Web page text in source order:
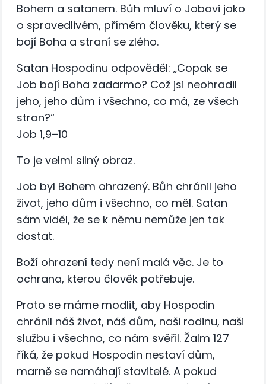
Bohem a satanem. Bůh mluví o Jobovi jako
o spravedlivém, přímém člověku, který se
bojí Boha a straní se zlého.
Satan Hospodinu odpověděl: „Copak se
Job bojí Boha zadarmo? Což jsi neohradil
jeho, jeho dům i všechno, co má, ze všech
stran?“
Job 1,9–10
To je velmi silný obraz.
Job byl Bohem ohrazený. Bůh chránil jeho
život, jeho dům i všechno, co měl. Satan
sám viděl, že se k němu nemůže jen tak
dostat.
Boží ohrazení tedy není malá věc. Je to
ochrana, kterou člověk potřebuje.
Proto se máme modlit, aby Hospodin
chránil náš život, náš dům, naši rodinu, naši
službu i všechno, co nám svěřil. Žalm 127
říká, že pokud Hospodin nestaví dům,
marně se namáhají stavitelé. A pokud